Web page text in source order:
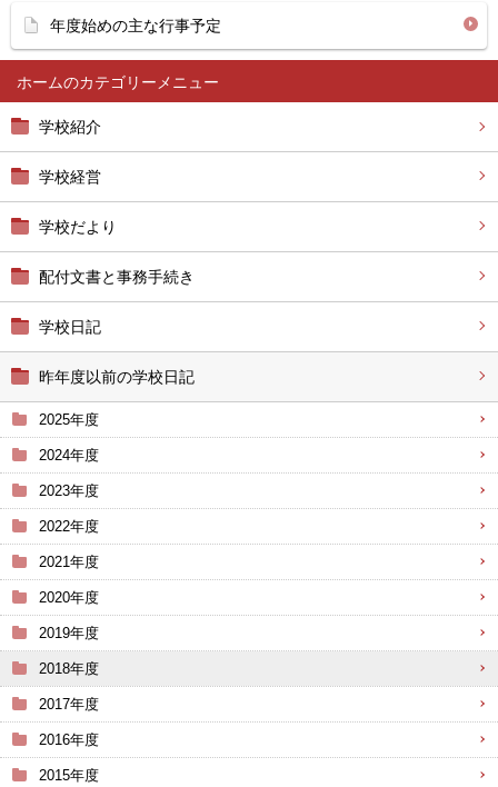
ホーム
学校紹介
学校経営
学校だより
配付文書と事務手続き
学校日記
昨年度以前の学校日記
2025年度
2024年度
2023年度
2022年度
2021年度
2020年度
2019年度
2018年度
2017年度
2016年度
2015年度
年度始めの主な行事予定